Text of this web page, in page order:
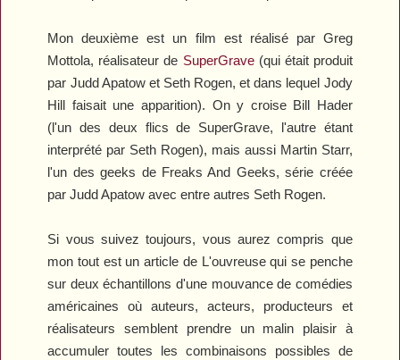
Mon deuxième est un film est réalisé par Greg
Mottola, réalisateur de SuperGrave(qui était produit
par Judd Apatow et Seth Rogen, et dans lequel Jody
Hill faisait une apparition). On y croise Bill Hader
(l'un des deux flics de SuperGrave, l'autre étant
interprété par Seth Rogen), mais aussi Martin Starr,
l'un des geeks de Freaks And Geeks, série créée
par Judd Apatow avec entre autres Seth Rogen.
Si vous suivez toujours, vous aurez compris que
mon tout est un article de L'ouvreuse qui se penche
sur deux échantillons d'une mouvance de comédies
américaines où auteurs, acteurs, producteurs et
réalisateurs semblent prendre un malin plaisir à
accumuler toutes les combinaisons possibles de